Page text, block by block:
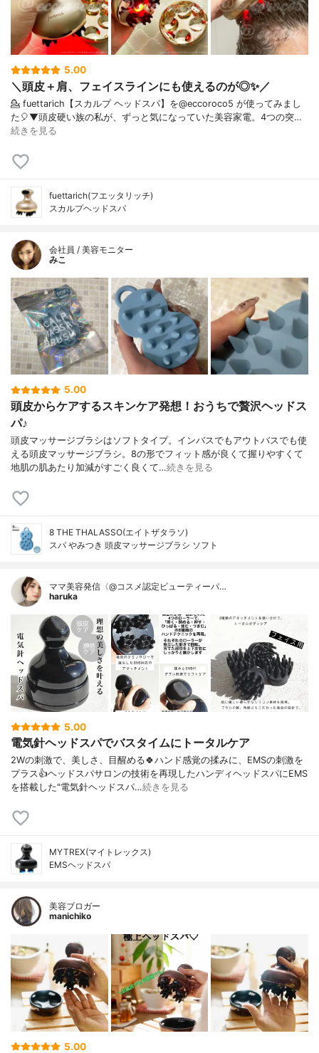
5.00
＼頭皮＋肩、フェイスラインにも使えるのが◎✨／ ⁡
💁 fuettarich【スカルプ ヘッドスパ】を@eccoroco5 が使ってみまし
た🎈⁡⁡⁡▼⁡⁡頭皮硬い族の私が、ずっと気になっていた美容家電。⁡4つの突…
続きを見る
fuettarich(フエッタリッチ)
スカルプヘッドスパ
会社員 / 美容モニター
みこ
5.00
頭皮からケアするスキンケア発想！おうちで贅沢ヘッドス
パ♪
頭皮マッサージブラシはソフトタイプ。インバスでもアウトバスでも使
える頭皮マッサージブラシ。8の形でフィット感が良くて握りやすくて
地肌の肌あたり加減がすごく良くて…続きを見る
8 THE THALASSO(エイトザタラソ)
スパ やみつき 頭皮マッサージブラシ ソフト
ママ美容発信〈@コスメ認定ビューティーパ…
haruka
5.00
電気針ヘッドスパでバスタイムにトータルケア
2Wの刺激で、美しさ、目醒める🍀ハンド感覚の揉みに、EMSの刺激を
プラス👍ヘッドスパサロンの技術を再現したハンディヘッドスパにEMS
を搭載した"電気針ヘッドスパ…続きを見る
MYTREX(マイトレックス)
EMSヘッドスパ
美容ブロガー
manichiko
5.00